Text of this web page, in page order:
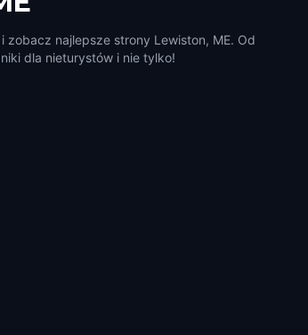
zobacz najlepsze strony Lewiston, ME. Od
dla nieturystów i nie tylko!